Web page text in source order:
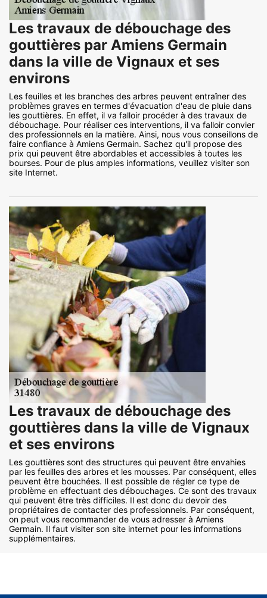
Les travaux de débouchage des
gouttières par Amiens Germain
dans la ville de Vignaux et ses
environs
Les feuilles et les branches des arbres peuvent entraîner des
problèmes graves en termes d'évacuation d'eau de pluie dans
les gouttières. En effet, il va falloir procéder à des travaux de
débouchage. Pour réaliser ces interventions, il va falloir convier
des professionnels en la matière. Ainsi, nous vous conseillons de
faire confiance à Amiens Germain. Sachez qu'il propose des
prix qui peuvent être abordables et accessibles à toutes les
bourses. Pour de plus amples informations, veuillez visiter son
site Internet.
Les travaux de débouchage des
gouttières dans la ville de Vignaux
et ses environs
Les gouttières sont des structures qui peuvent être envahies
par les feuilles des arbres et les mousses. Par conséquent, elles
peuvent être bouchées. Il est possible de régler ce type de
problème en effectuant des débouchages. Ce sont des travaux
qui peuvent être très difficiles. Il est donc du devoir des
propriétaires de contacter des professionnels. Par conséquent,
on peut vous recommander de vous adresser à Amiens
Germain. Il faut visiter son site internet pour les informations
supplémentaires.